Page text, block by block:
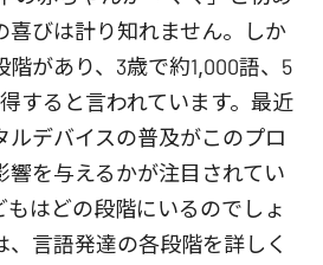
喜びは計り知れません。しか
階があり、3歳で約1,000語、5
すると言われています。最近
ルデバイスの普及がこのプロ
響を与えるかが注目されてい
もはどの段階にいるのでしょ
、言語発達の各段階を詳しく